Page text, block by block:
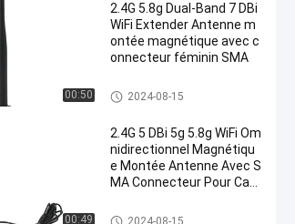
00:50
2.4G 5.8g Dual-Band 7 DBi
WiFi Extender Antenne m
ontée magnétique avec c
onnecteur féminin SMA
antenne basse magnétique
2024-08-15
00:49
2.4G 5 DBi 5g 5.8g WiFi Om
nidirectionnel Magnétiqu
e Montée Antenne Avec S
MA Connecteur Pour Cart
antenne basse magnétique
2024-08-15